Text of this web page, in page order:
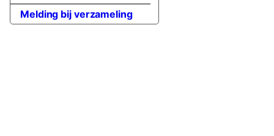
Melding bij verzameling